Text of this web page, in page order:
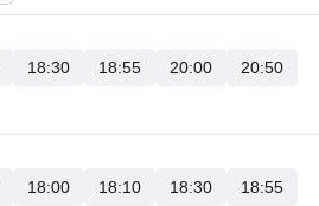
18:30 18:55 20:00
20:50
18:00 18:10 18:30
18:55